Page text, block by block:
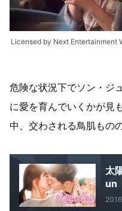
Licensed by Next Entertainment
危険な状況下でソン・ジ
に愛を育んでいくかが見
中、交わされる鳥肌もの
太
un